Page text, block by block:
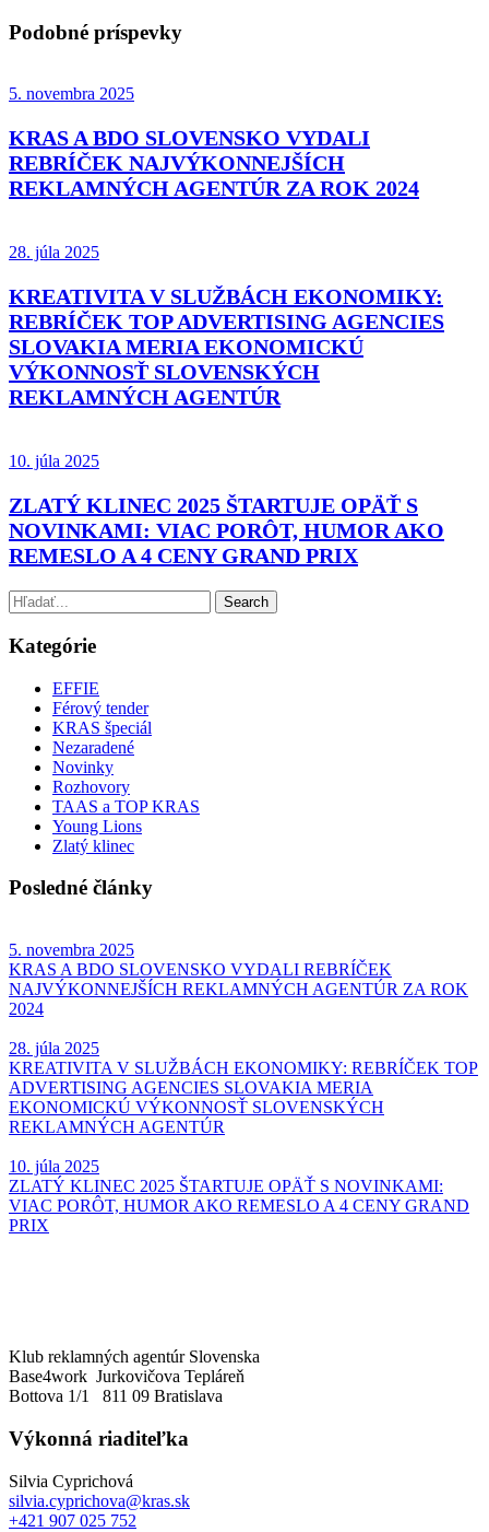
Podobné príspevky
5. novembra 2025
KRAS A BDO SLOVENSKO VYDALI
REBRÍČEK NAJVÝKONNEJŠÍCH
REKLAMNÝCH AGENTÚR ZA ROK 2024
28. júla 2025
KREATIVITA V SLUŽBÁCH EKONOMIKY:
REBRÍČEK TOP ADVERTISING AGENCIES
SLOVAKIA MERIA EKONOMICKÚ
VÝKONNOSŤ SLOVENSKÝCH
REKLAMNÝCH AGENTÚR
10. júla 2025
ZLATÝ KLINEC 2025 ŠTARTUJE OPÄŤ S
NOVINKAMI: VIAC PORÔT, HUMOR AKO
REMESLO A 4 CENY GRAND PRIX
Kategórie
EFFIE
Férový tender
KRAS špeciál
Nezaradené
Novinky
Rozhovory
TAAS a TOP KRAS
Young Lions
Zlatý klinec
Posledné články
5. novembra 2025
KRAS A BDO SLOVENSKO VYDALI REBRÍČEK
NAJVÝKONNEJŠÍCH REKLAMNÝCH AGENTÚR ZA ROK
2024
28. júla 2025
KREATIVITA V SLUŽBÁCH EKONOMIKY: REBRÍČEK TOP
ADVERTISING AGENCIES SLOVAKIA MERIA
EKONOMICKÚ VÝKONNOSŤ SLOVENSKÝCH
REKLAMNÝCH AGENTÚR
10. júla 2025
ZLATÝ KLINEC 2025 ŠTARTUJE OPÄŤ S NOVINKAMI:
VIAC PORÔT, HUMOR AKO REMESLO A 4 CENY GRAND
PRIX
Klub reklamných agentúr Slovenska
Base4work Jurkovičova Tepláreň
Bottova 1/1 811 09 Bratislava
Výkonná riaditeľka
Silvia Cyprichová
silvia.cyprichova@kras.sk
+421 907 025 752